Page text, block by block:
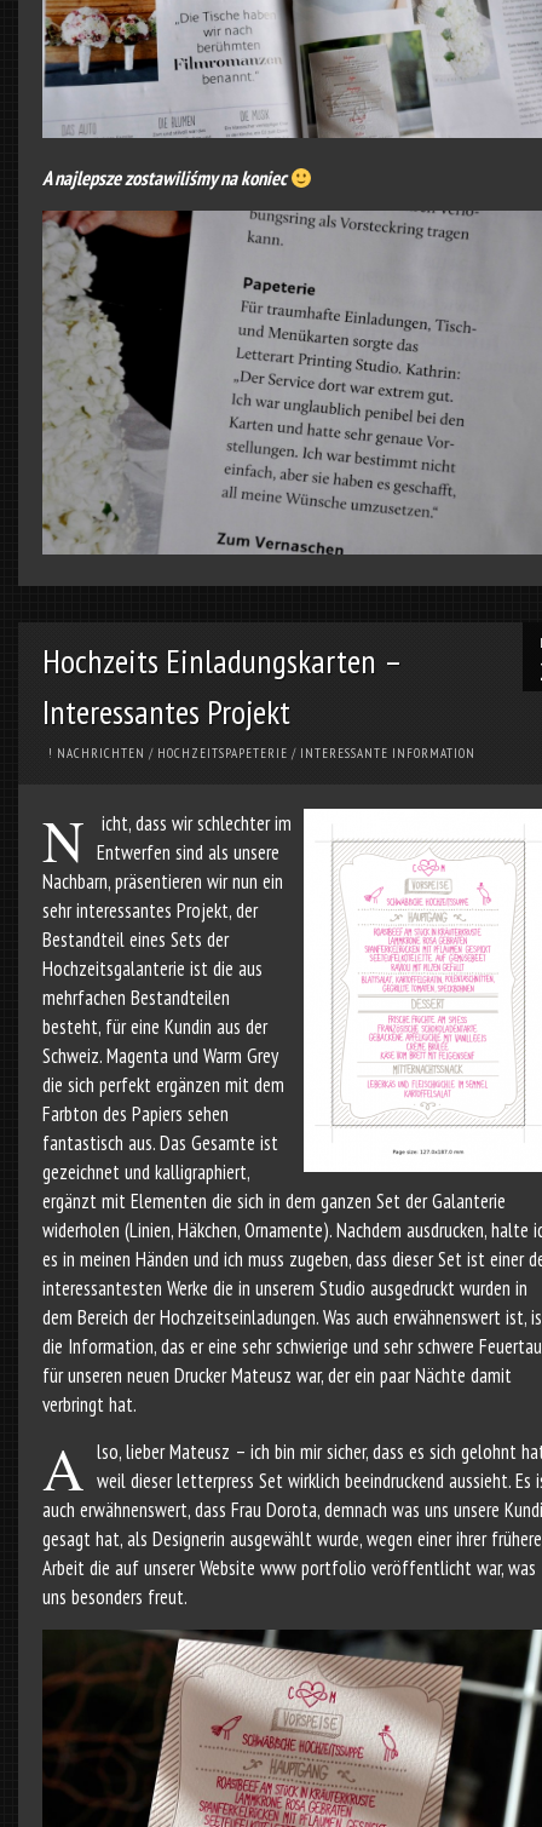
A najlepsze zostawiliśmy na koniec
Hochzeits Einladungskarten –
Interessantes Projekt
! NACHRICHTEN / HOCHZEITSPAPETERIE / INTERESSANTE INFORMATION
N
icht, dass wir schlechter im
Entwerfen sind als unsere
Nachbarn, präsentieren wir nun ein
sehr interessantes Projekt, der
Bestandteil eines Sets der
Hochzeitsgalanterie ist die aus
mehrfachen Bestandteilen
besteht, für eine Kundin aus der
Schweiz. Magenta und Warm Grey
die sich perfekt ergänzen mit dem
Farbton des Papiers sehen
fantastisch aus. Das Gesamte ist
gezeichnet und kalligraphiert,
ergänzt mit Elementen die sich in dem ganzen Set der Galanterie
widerholen (Linien, Häkchen, Ornamente). Nachdem ausdrucken, halte
es in meinen Händen und ich muss zugeben, dass dieser Set ist einer
interessantesten Werke die in unserem Studio ausgedruckt wurden in
dem Bereich der Hochzeitseinladungen. Was auch erwähnenswert ist,
die Information, das er eine sehr schwierige und sehr schwere
für unseren neuen Drucker Mateusz war, der ein paar Nächte damit
verbringt hat.
A lso, lieber Mateusz – ich bin mir sicher, dass es sich gelohnt
weil dieser letterpress Set wirklich beeindruckend aussieht. Es
auch erwähnenswert, dass Frau Dorota, demnach was uns unsere
gesagt hat, als Designerin ausgewählt wurde, wegen einer ihrer
Arbeit die auf unserer Website www portfolio veröffentlicht war, was
uns besonders freut.